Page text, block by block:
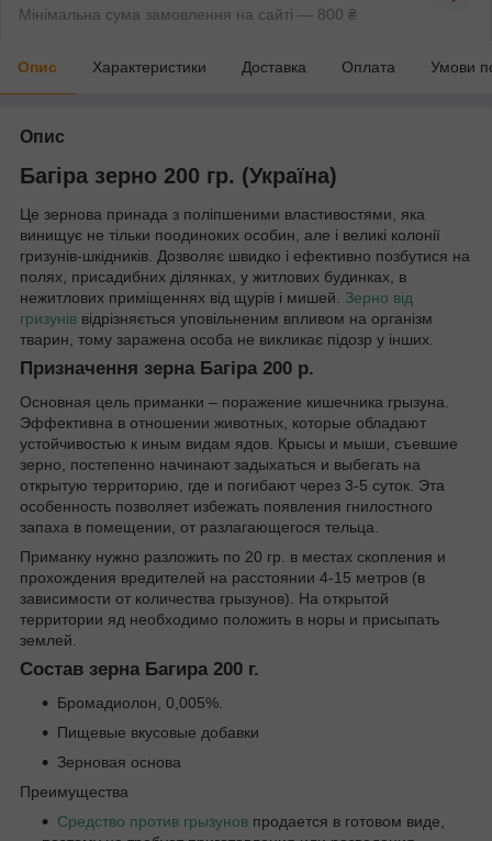
Мінімальна сума замовлення на сайті — 800 ₴
Опис Характеристики Доставка Оплата Умови
Опис
Багіра зерно 200 гр. (Україна)
Це зернова принада з поліпшеними властивостями, яка
винищує не тільки поодиноких особин, але і великі колонії
гризунів-шкідників. Дозволяє швидко і ефективно позбутися на
полях, присадибних ділянках, у житлових будинках, в
нежитлових приміщеннях від щурів і мишей. Зерно від
гризунів відрізняється уповільненим впливом на організм
тварин, тому заражена особа не викликає підозр у інших.
Призначення зерна Багіра 200 р.
Основная цель приманки – поражение кишечника грызуна.
Эффективна в отношении животных, которые обладают
устойчивостью к иным видам ядов. Крысы и мыши, съевшие
зерно, постепенно начинают задыхаться и выбегать на
открытую территорию, где и погибают через 3-5 суток. Эта
особенность позволяет избежать появления гнилостного
запаха в помещении, от разлагающегося тельца.
Приманку нужно разложить по 20 гр. в местах скопления и
прохождения вредителей на расстоянии 4-15 метров (в
зависимости от количества грызунов). На открытой
территории яд необходимо положить в норы и присыпать
землей.
Состав зерна Багира 200 г.
Бромадиолон, 0,005%.
Пищевые вкусовые добавки
Зерновая основа
Преимущества
Средство против грызунов продается в готовом виде,